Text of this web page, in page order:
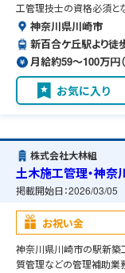
工管理技士の資格必須とな
神奈川県川崎市
新百合ケ丘駅より徒
月給約59〜100万円
お気に入り
株式会社大林組
土木施工管理・神奈
掲載開始日：2026/03/05
お祝い金
神奈川県川崎市の駅新築
質管理などの管理補助業